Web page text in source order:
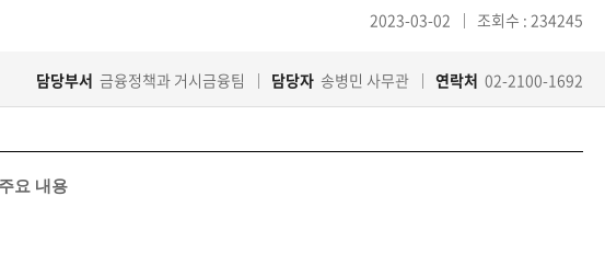
2023-03-02 조회수 : 234245
담당부서 금융정책과 거시금융팀 담당자 송병민 사무관 연락처 02-2100-1692
주요 내용